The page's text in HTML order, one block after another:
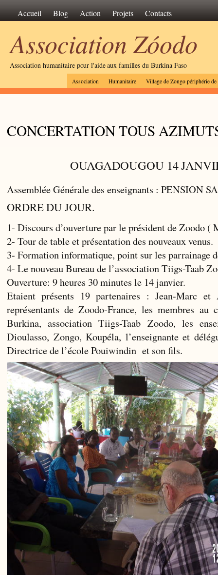
Accueil Blog Action Projets Contacts
Association Zóodo
Association humanitaire pour l'aide aux familles du Burkina Faso
Association Humanitaire Village de Zongo périphérie de
CONCERTATION TOUS
OUAGADOUGOU 14
Assemblée Générale des enseignants : PENSION
ORDRE DU JOUR.
1- Discours d’ouverture par le président de Zoodo
2- Tour de table et présentation des nouveaux venus.
3- Formation informatique, point sur les parrainage
4- Le nouveau Bureau de l’association Tiigs-Taab
Ouverture: 9 heures 30 minutes le 14 janvier.
Etaient présents 19 partenaires : Jean-Marc et
représentants de Zoodo-France, les membres au
Burkina, association Tiigs-Taab Zoodo, les
Dioulasso, Zongo, Koupéla, l’enseignante et
Directrice de l’école Pouiwindin et son fils.